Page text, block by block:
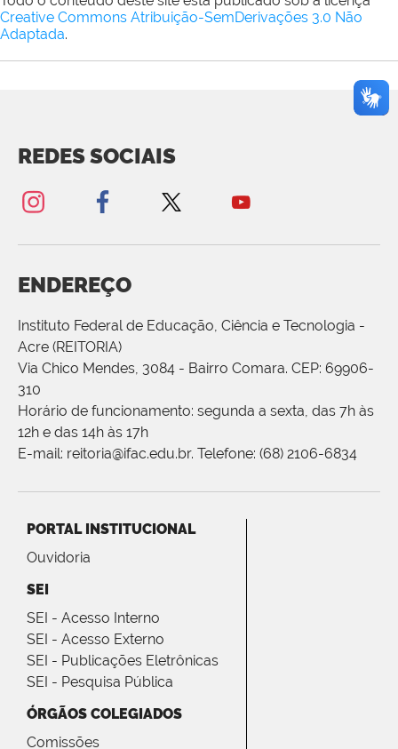
Creative Commons Atribuição-SemDerivações 3.0 Não
Adaptada.
REDES SOCIAIS
ENDEREÇO
Instituto Federal de Educação, Ciência e Tecnologia -
Acre (REITORIA)
Via Chico Mendes, 3084 - Bairro Comara. CEP: 69906-
310
Horário de funcionamento: segunda a sexta, das 7h às
12h e das 14h às 17h
E-mail: reitoria@ifac.edu.br. Telefone: (68) 2106-6834
PORTAL INSTITUCIONAL
Ouvidoria
SEI
SEI - Acesso Interno
SEI - Acesso Externo
SEI - Publicações Eletrônicas
SEI - Pesquisa Pública
ÓRGÃOS COLEGIADOS
Comissões